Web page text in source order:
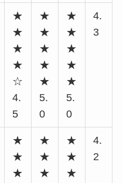
★
★
★
★
☆
4.
5
★
★
★
★
★
5.
0
★
★
★
★
★
5.
0
4.
3
★
★
★
★
★
★
★
★
★
4.
2